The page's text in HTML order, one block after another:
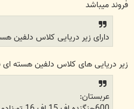
فروند میباشد
دارای زیر دریایی کلاس دلفین
زیر دریایی های کلاس دلفین هسته
عربستان: